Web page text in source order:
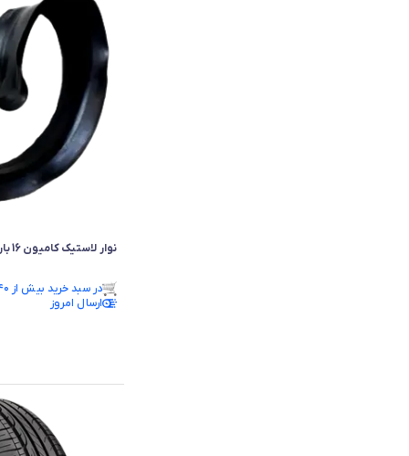
نوار لاستیک کامیون 16 بارز 700/16 750/16 825/16 درجه 1
در سبد خرید بیش از ۴۰ نفر.
در سبد خرید بیش از ۴۰ نفر.
ارسال امروز